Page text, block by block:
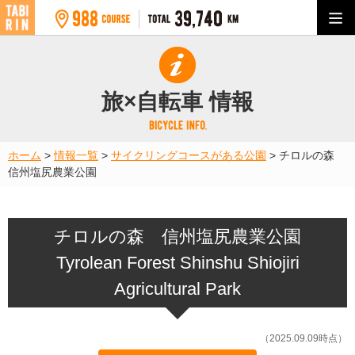
旅×自転車 情報
ホーム >情報一覧 > サイクリングコースがある公園 > チロルの森
信州塩尻農業公園
チロルの森 信州塩尻農業公園
Tyrolean Forest Shinshu Shiojiri
Agricultural Park
（2025.09.09時点）